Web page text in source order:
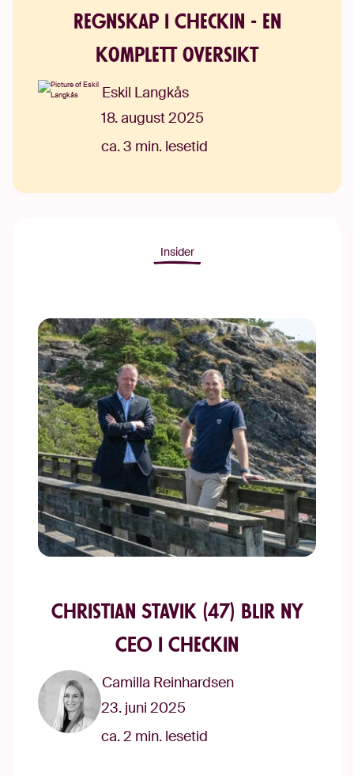
Regnskap i Checkin - en
komplett oversikt
Eskil Langkås
18. august 2025
ca. 3 min. lesetid
Insider
Christian Stavik (47) blir ny
CEO i Checkin
Camilla Reinhardsen
23. juni 2025
ca. 2 min. lesetid